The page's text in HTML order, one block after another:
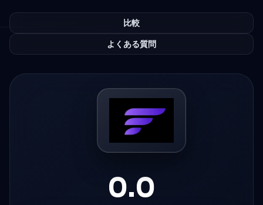
比較
よくある質問
0.0